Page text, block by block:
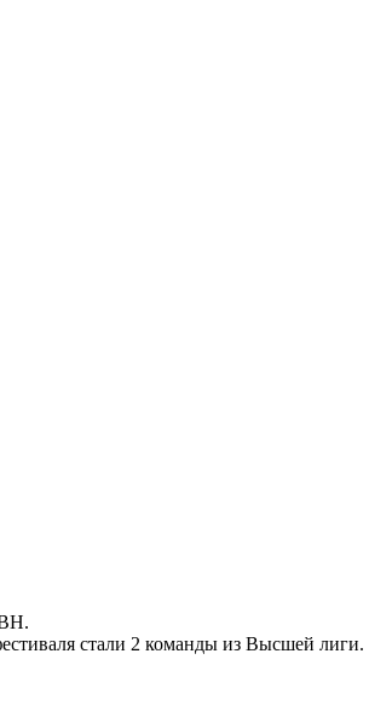
стали 2 команды из Высшей лиги.